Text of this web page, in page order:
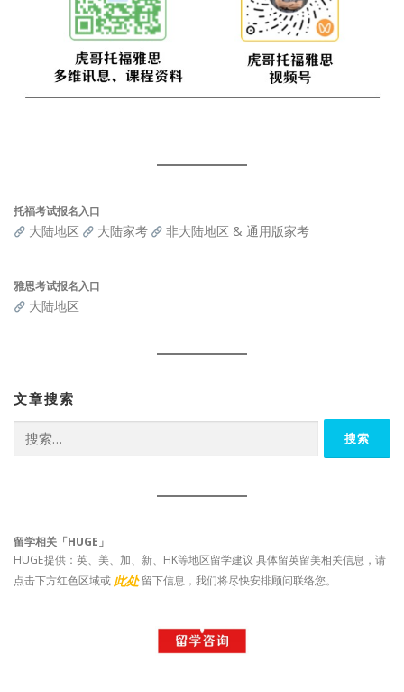
托福考试报名入口
大陆地区 大陆家考 非大陆地区 & 通用版家考
雅思考试报名入口
大陆地区
文章搜索
索：
留学相关「HUGE」
HUGE提供：英、美、加、新、HK等地区留学建议 具体留英留美相关信息，请
点击下方红色区域或 此处 留下信息，我们将尽快安排顾问联络您。